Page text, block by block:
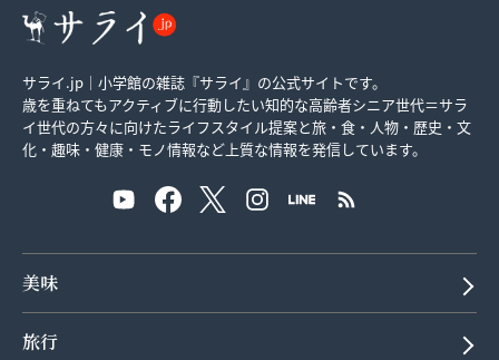
サライ.jp｜小学館の雑誌『サライ』の公式サイトです。
歳を重ねてもアクティブに行動したい知的な高齢者シニア世代＝サラ
イ世代の方々に向けたライフスタイル提案と旅・食・人物・歴史・文
化・趣味・健康・モノ情報など上質な情報を発信しています。
美味
旅行